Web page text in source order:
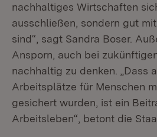
nachhaltiges Wirtschaften
ausschließen, sondern gut
sind“, sagt Sandra Boser.
Ansporn, auch bei
nachhaltig zu denken. „Dass
Arbeitsplätze für Menschen
gesichert wurden, ist ein
Arbeitsleben“, betont die